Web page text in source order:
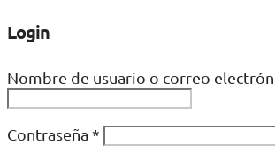
Login
Nombre de usuario o correo
Contraseña *